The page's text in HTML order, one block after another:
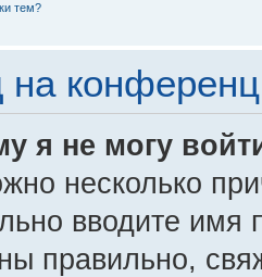
тем?
на
я не могу
несколько
вводите имя
правильно,